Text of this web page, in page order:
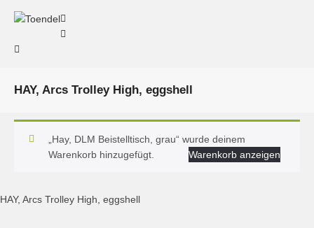
HAY, Arcs Trolley High, eggshell
„Hay, DLM Beistelltisch, grau“ wurde deinem
Warenkorb hinzugefügt.
Warenkorb anzeigen
HAY, Arcs Trolley High, eggshell